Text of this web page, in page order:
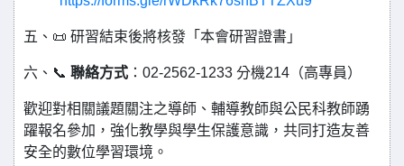
五、📜 研習結束後將核發「本會研習證書」
六、📞 聯絡方式 ：02-2562-1233 分機214（高專員）
歡迎對相關議題關注之導師、輔導教師與公民科教師踴
躍報名參加，強化教學與學生保護意識，共同打造友善
安全的數位學習環境。